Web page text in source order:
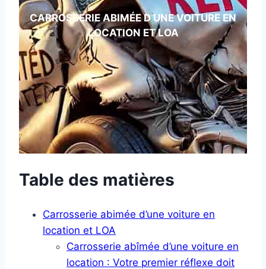
CARROSSERIE ABIMÉE D’UNE VOITURE EN
LOCATION ET LOA
Table des matières
Carrosserie abimée d’une voiture en
location et LOA
Carrosserie abîmée d’une voiture en
location : Votre premier réflexe doit